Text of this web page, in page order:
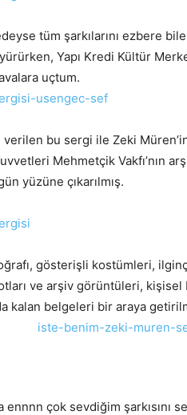
tüm şarkılarını ezbere
Yapı Kredi Kültür
uçtum.
bu sergi ile Zeki Müren’in
Mehmetçik Vakfı’nın
yüzüne çıkarılmış.
gösterişli kostümleri, ilginç
ve arşiv görüntüleri, kişisel
kalan belgeleri bir araya
çok sevdiğim şarkısını